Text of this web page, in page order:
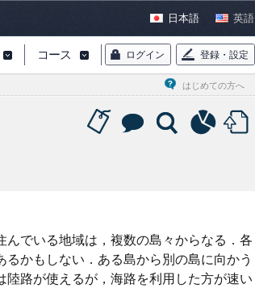
コース ログイン 登録・設定
日本語 英語
はじめての方へ
でいる地域は，複数の島々からなる．各
かもしない．ある島から別の島に向かう
路が使えるが，海路を利用した方が速い